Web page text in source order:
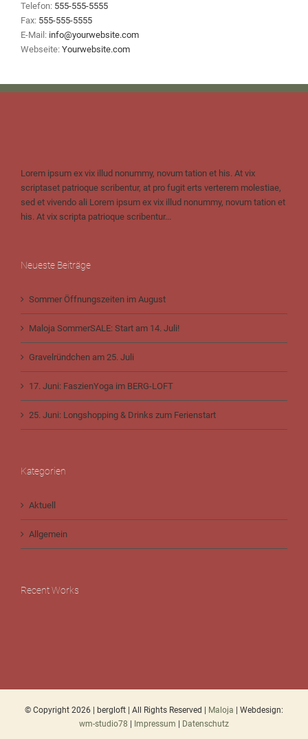
Telefon: 555-555-5555
Fax: 555-555-5555
E-Mail: info@yourwebsite.com
Webseite: Yourwebsite.com
Lorem ipsum ex vix illud nonummy, novum tation et his. At vix
scriptaset patrioque scribentur, at pro fugit erts verterem molestiae,
sed et vivendo ali Lorem ipsum ex vix illud nonummy, novum tation et
his. At vix scripta patrioque scribentur...
Neueste Beiträge
Sommer Öffnungszeiten im August
Maloja SommerSALE: Start am 14. Juli!
Gravelründchen am 25. Juli
17. Juni: FaszienYoga im BERG-LOFT
25. Juni: Longshopping & Drinks zum Ferienstart
Kategorien
Aktuell
Allgemein
Recent Works
© Copyright 2026 | bergloft | All Rights Reserved | Maloja | Webdesign:
wm-studio78
Impressum Datenschutz